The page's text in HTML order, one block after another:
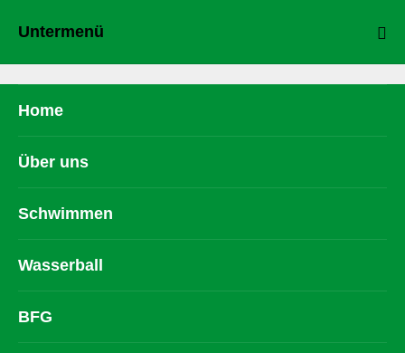
Untermenü
Home
Über uns
Schwimmen
Wasserball
BFG